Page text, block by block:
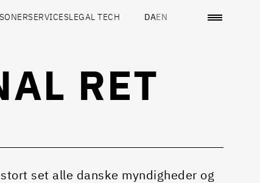
SERVICESLEGAL TECH DAEN
RET
set alle danske myndigheder og